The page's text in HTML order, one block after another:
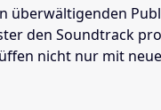
überwältigenden
den Soundtrack
nicht nur mit